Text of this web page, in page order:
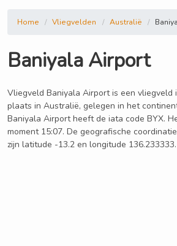
Home Vliegvelden Australië
Baniyala Airport
Vliegveld Baniyala Airport is een vliegveld
plaats in Australië, gelegen in het
Baniyala Airport heeft de iata code BYX.
moment 15:07. De geografische
zijn latitude -13.2 en longitude 136.233333.